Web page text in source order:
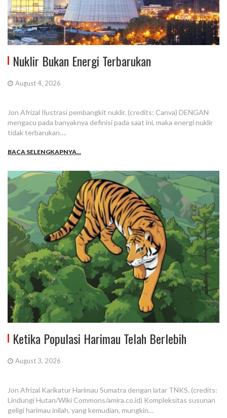
Nuklir Bukan Energi Terbarukan
August 4, 2026
Jon Afrizal Ilustrasi pembangkit nuklir. (credits: Canva) DENGAN
mengacu pada banyaknya definisi pada saat ini, maka energi nuklir
tidak terbarukan….
BACA SELENGKAPNYA...
Ketika Populasi Harimau Telah Berlebih
August 3, 2026
Jon Afrizal Karikatur Harimau Sumatra dengan latar TNKS. (credits:
Lindungi Hutan/Wiki Commons/amira.co.id) Kompleksitas susunan
geligi harimau inilah, yang kemudian, mungkin…